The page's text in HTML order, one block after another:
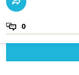
0